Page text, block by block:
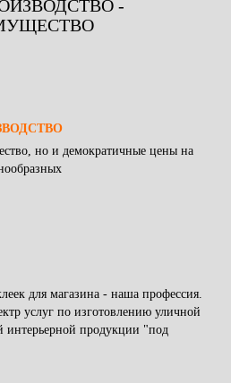
-
но и демократичные цены на
для магазина - наша профессия.
услуг по изготовлению уличной
интерьерной продукции "под